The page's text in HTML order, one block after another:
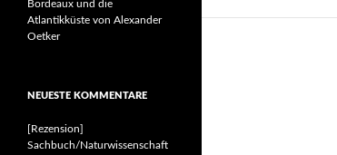
Bordeaux und die
Atlantikküste von Alexander
Oetker
NEUESTE KOMMENTARE
[Rezension]
Sachbuch/Naturwissenschaft